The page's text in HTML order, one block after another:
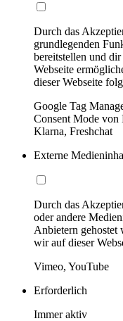
Durch das
grundlegenden
bereitstellen und
Webseite
dieser Webseite
Google Tag
Consent Mode von
Klarna, Freshchat
Externe
Durch das
oder andere
Anbietern
wir auf dieser
Vimeo, YouTube
Erforderlich
Immer aktiv